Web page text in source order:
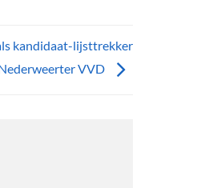
kandidaat-lijsttrekker
VVD